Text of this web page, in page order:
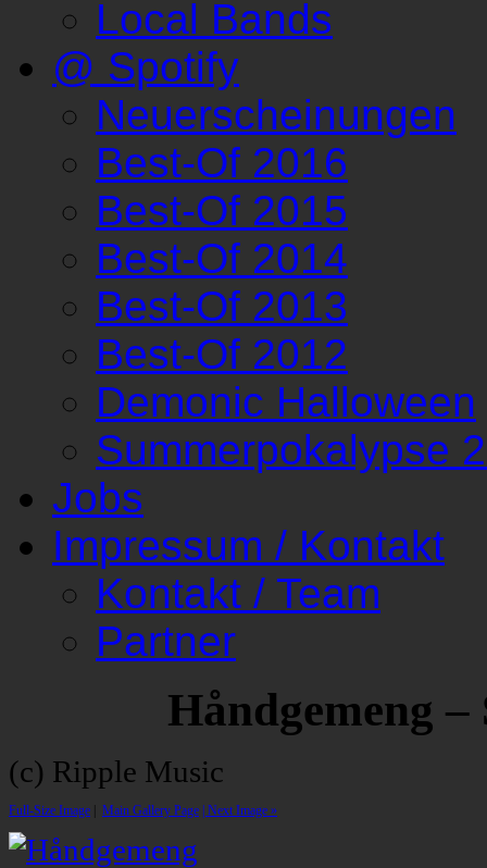
Local Bands
@ Spotify
Neuerscheinungen
Best-Of 2016
Best-Of 2015
Best-Of 2014
Best-Of 2013
Best-Of 2012
Demonic Halloween
Summerpokalypse
Jobs
Impressum / Kontakt
Kontakt / Team
Partner
Håndgemeng
(c) Ripple Music
Full-Size Image Main Gallery Page | Next Image »